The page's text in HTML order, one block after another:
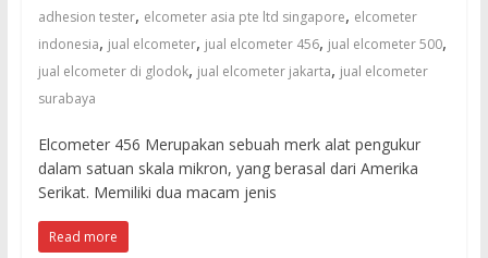
adhesion tester, elcometer asia pte ltd singapore, elcometer
indonesia, jual elcometer, jual elcometer 456, jual elcometer 500,
jual elcometer di glodok, jual elcometer jakarta, jual elcometer
surabaya
Elcometer 456 Merupakan sebuah merk alat pengukur
dalam satuan skala mikron, yang berasal dari Amerika
Serikat. Memiliki dua macam jenis
Read more